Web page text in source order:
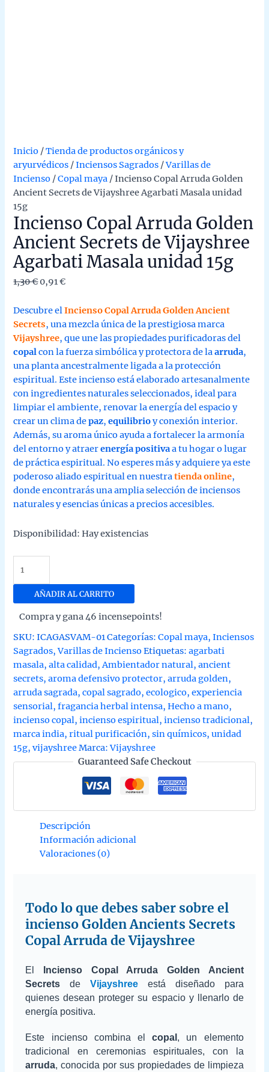
Inicio /Tienda de productos orgánicos y
aryurvédicos /Inciensos Sagrados /Varillas de
Incienso /Copal maya / Incienso Copal Arruda Golden
Ancient Secrets de Vijayshree Agarbati Masala unidad
15g
Incienso Copal Arruda Golden
Ancient Secrets de Vijayshree
Agarbati Masala unidad 15g
1,30€El
original
era:
1,30 €.
0,91€El
actual
es:
0,91 €.
Descubre elIncienso Copal Arruda Golden Ancient
Secrets, una mezcla única de la prestigiosa marca
Vijayshree, que une las propiedades purificadoras del
copalcon la fuerza simbólica y protectora de laarruda,
una planta ancestralmente ligada a la protección
espiritual. Este incienso está elaborado artesanalmente
con ingredientes naturales seleccionados, ideal para
limpiar el ambiente, renovar la energía del espacio y
crear un clima depaz,equilibrioy conexión interior.
Además, su aroma único ayuda a fortalecer la armonía
del entorno y atraerenergía positivaa tu hogar o lugar
de práctica espiritual. No esperes más y adquiere ya este
poderoso aliado espiritual en nuestratienda online,
donde encontrarás una amplia selección de inciensos
naturales y esencias únicas a precios accesibles.
Disponibilidad: Hay existencias
Copal
Arruda
Golden
Ancient
Vijayshree
Agarbati
Masala
unidad
15g
cantidad
AÑADIR AL CARRITO
Compra y gana 46 incensepoints!
SKU:ICAGASVAM-01Categorías:Copal maya,Inciensos
Sagrados,Varillas de InciensoEtiquetas:agarbati
masala,alta calidad,Ambientador natural,ancient
secrets,aroma defensivo protector,arruda golden,
arruda sagrada,copal sagrado,ecologico,experiencia
sensorial,fragancia herbal intensa,Hecho a mano,
incienso copal,incienso espiritual,incienso tradicional,
marca india,ritual purificación,sin químicos,unidad
15g,vijayshreeMarca:Vijayshree
Guaranteed Safe Checkout
Descripción
Información adicional
Valoraciones (0)
Todo lo que debes saber sobre el
incienso Golden Ancients Secrets
Copal Arruda de Vijayshree
El
Incienso Copal Arruda Golden Ancient
Secrets deVijayshree está diseñado para
quienes desean proteger su espacio y llenarlo de
energía positiva.
Este incienso combina elcopal , un elemento
tradicional en ceremonias espirituales, con la
arruda, conocida por sus propiedades de limpieza